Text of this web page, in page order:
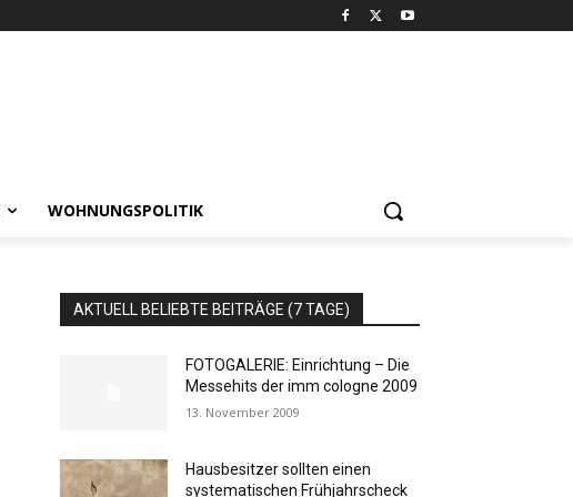
WOHNUNGSPOLITIK
AKTUELL BELIEBTE BEITRÄGE (7 TAGE)
FOTOGALERIE: Einrichtung – Die
Messehits der imm cologne 2009
13. November 2009
Hausbesitzer sollten einen
systematischen Frühjahrscheck